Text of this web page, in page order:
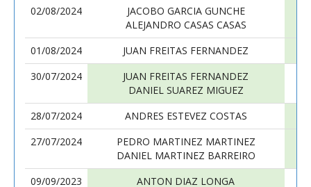
02/08/2024
JACOBO GARCIA GUNCHE
ALEJANDRO CASAS CASAS
01/08/2024
JUAN FREITAS FERNANDEZ
30/07/2024
JUAN FREITAS FERNANDEZ
DANIEL SUAREZ MIGUEZ
28/07/2024
ANDRES ESTEVEZ COSTAS
27/07/2024
PEDRO MARTINEZ MARTINEZ
DANIEL MARTINEZ BARREIRO
09/09/2023
ANTON DIAZ LONGA